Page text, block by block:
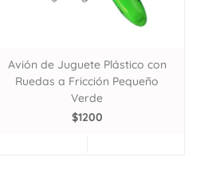
Avión de Juguete Plástico con
Ruedas a Fricción Pequeño
Verde
$1200